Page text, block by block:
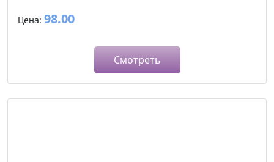
Цена: 98.00
Смотреть